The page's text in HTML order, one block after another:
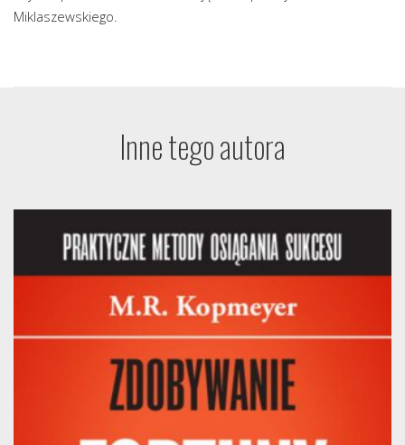
Miklaszewskiego.
Inne tego autora